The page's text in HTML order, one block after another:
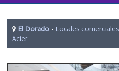
El Dorado - Locales comerciales
Acier